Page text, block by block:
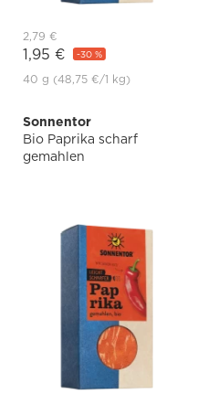
2,79 €
1,95 € -30 %
40 g (48,75 €/1 kg)
Sonnentor
Bio Paprika scharf
gemahlen